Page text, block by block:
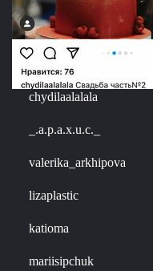
chydilaalalala
_.a.p.a.x.u.c._
valerika_arkhipova
lizaplastic
katioma
mariisipchuk